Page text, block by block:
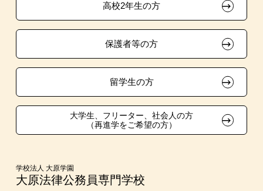
チャレンジ特待生試験制度
試験による特待生制度
資格・クラブ活動による特待生制度
推薦入学
大学生・短期大学生特別入学
学費
東京経営大学への3年次編入学
入学前のお勧め学習システム
大原学園グループ案内
採用ご担当の方
高校2年生の方
保護者等の方
留学生の方
大学生、フリーター、社会人の方
（再進学をご希望の方）
学校法人 大原学園
大原法律公務員専門学校